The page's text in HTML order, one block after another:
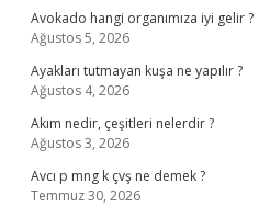
Avokado hangi organımıza iyi gelir ?
Ağustos 5, 2026
Ayakları tutmayan kuşa ne yapılır ?
Ağustos 4, 2026
Akım nedir, çeşitleri nelerdir ?
Ağustos 3, 2026
Avcı p mng k çvş ne demek ?
Temmuz 30, 2026